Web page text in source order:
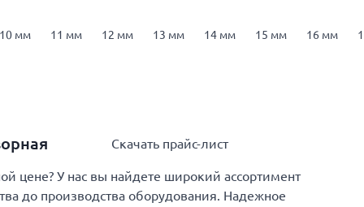
10 мм 11 мм 12 мм 13 мм 14 мм 15 мм 16 мм
Скачать прайс-лист
цене? У нас вы найдете широкий ассортимент
до производства оборудования. Надежное